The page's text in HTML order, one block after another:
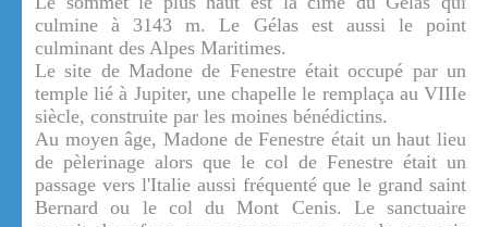
culmine à 3143 m. Le Gélas est aussi le point
culminant des Alpes Maritimes.
Le site de Madone de Fenestre était occupé par un
temple lié à Jupiter, une chapelle le remplaça au VIIIe
siècle, construite par les moines bénédictins.
Au moyen âge, Madone de Fenestre était un haut lieu
de pèlerinage alors que le col de Fenestre était un
passage vers l'Italie aussi fréquenté que le grand saint
Bernard ou le col du Mont Cenis. Le sanctuaire